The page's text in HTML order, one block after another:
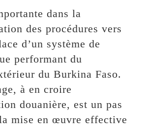
dans la
des procédures vers
d’un système de
performant du
du Burkina Faso.
à en croire
douanière, est un pas
mise en œuvre effective